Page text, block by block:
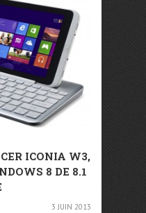
ICONIA W3,
8 DE 8.1
3 JUIN 2013